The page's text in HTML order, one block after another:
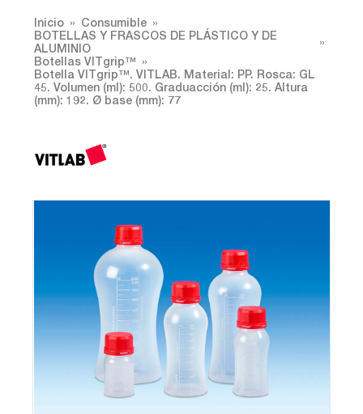
Inicio
Consumible
BOTELLAS Y FRASCOS DE PLÁSTICO Y DE
ALUMINIO
Botellas VITgrip™
Botella VITgrip™. VITLAB. Material: PP. Rosca: GL
45. Volumen (ml): 500. Graduacción (ml): 25. Altura
(mm): 192. Ø base (mm): 77